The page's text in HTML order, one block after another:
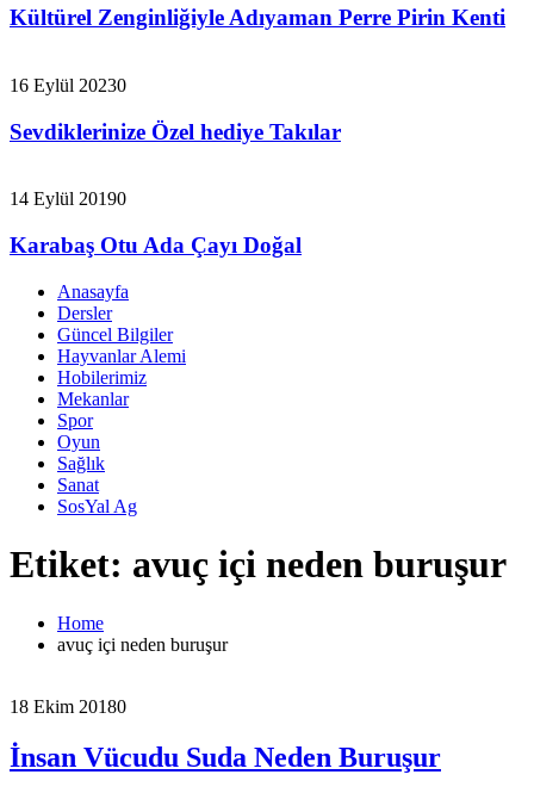
Kültürel Zenginliğiyle Adıyaman Perre Pirin Kenti
16 Eylül 20230
Sevdiklerinize Özel hediye Takılar
14 Eylül 20190
Karabaş Otu Ada Çayı Doğal
Anasayfa
Dersler
Güncel Bilgiler
Hayvanlar Alemi
Hobilerimiz
Mekanlar
Spor
Oyun
Sağlık
Sanat
SosYal Ag
Etiket: avuç içi neden buruşur
Home
avuç içi neden buruşur
18 Ekim 20180
İnsan Vücudu Suda Neden Buruşur